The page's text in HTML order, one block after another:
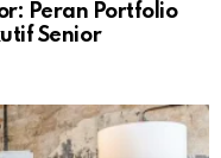
Peran Portfolio
Senior